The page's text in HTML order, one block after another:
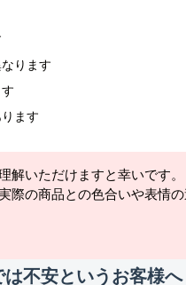
ります
ます
解いただけますと幸いです。
際の商品との色合いや表情
は不安というお客様へ